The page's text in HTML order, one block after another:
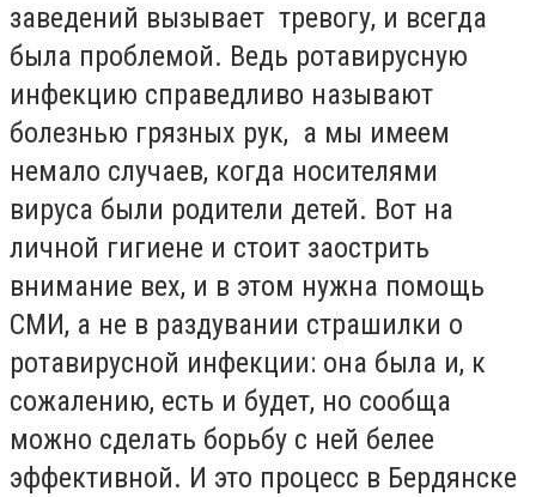
заведений вызывает тревогу, и всегда
была проблемой. Ведь ротавирусную
инфекцию справедливо называют
болезнью грязных рук, а мы имеем
немало случаев, когда носителями
вируса были родители детей. Вот на
личной гигиене и стоит заострить
внимание вех, и в этом нужна помощь
СМИ, а не в раздувании страшилки о
ротавирусной инфекции: она была и, к
сожалению, есть и будет, но сообща
можно сделать борьбу с ней белее
эффективной. И это процесс в Бердянске